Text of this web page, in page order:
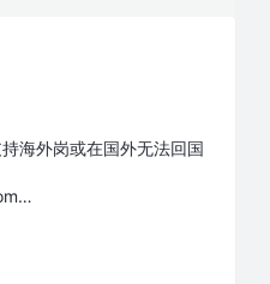
海外岗或在国外无法回国